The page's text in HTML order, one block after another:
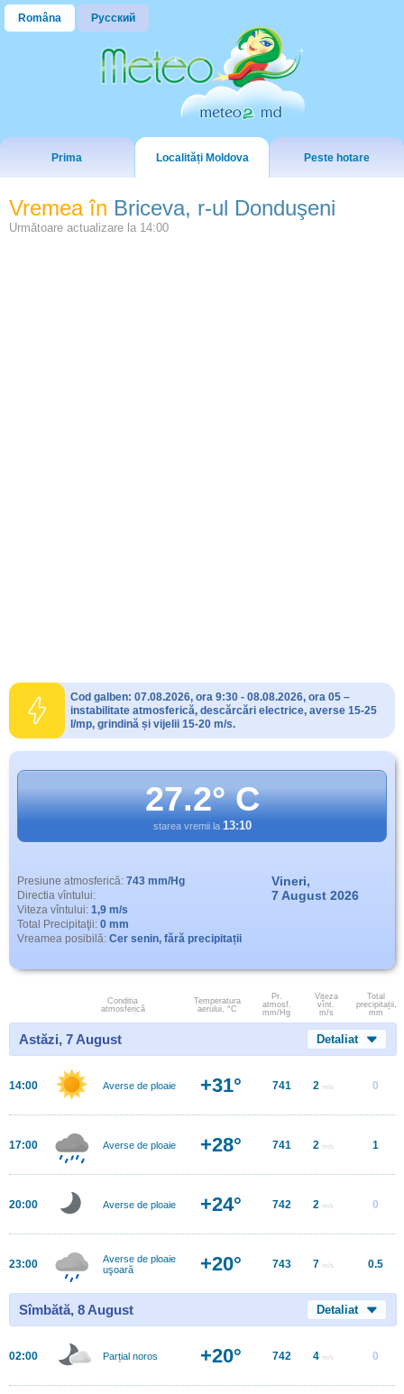
Româna Русский
Prima Localități Moldova Peste hotare
Vremea în Briceva, r-ul Donduşeni
Următoare actualizare la 14:00
Cod galben: 07.08.2026, ora 9:30 - 08.08.2026, ora 05 –
instabilitate atmosferică, descărcări electrice, averse 15-25
l/mp, grindină și vijelii 15-20 m/s.
27.2° C
starea vremii la 13:10
Presiune atmosferică: 743 mm/Hg
Directia vîntului:
Viteza vîntului: 1,9 m/s
Total Precipitaţii: 0 mm
Vreamea posibilă: Cer senin, fără precipitații
Vineri,
7 August 2026
Conditia
atmosferică
Temperatura
aerului, °C
Pr.
atmosf.
mm/Hg
Viteza
vînt.
m/s
Total
precipitații,
mm
Astăzi, 7 August Detaliat
14:00 Averse de ploaie +31° 741 2 m/s 0
17:00 Averse de ploaie +28° 741 2 m/s 1
20:00 Averse de ploaie +24° 742 2 m/s 0
23:00
Averse de ploaie
uşoară
+20° 743 7 m/s 0.5
Sîmbătă, 8 August Detaliat
02:00 Parțial noros +20° 742 4 m/s 0